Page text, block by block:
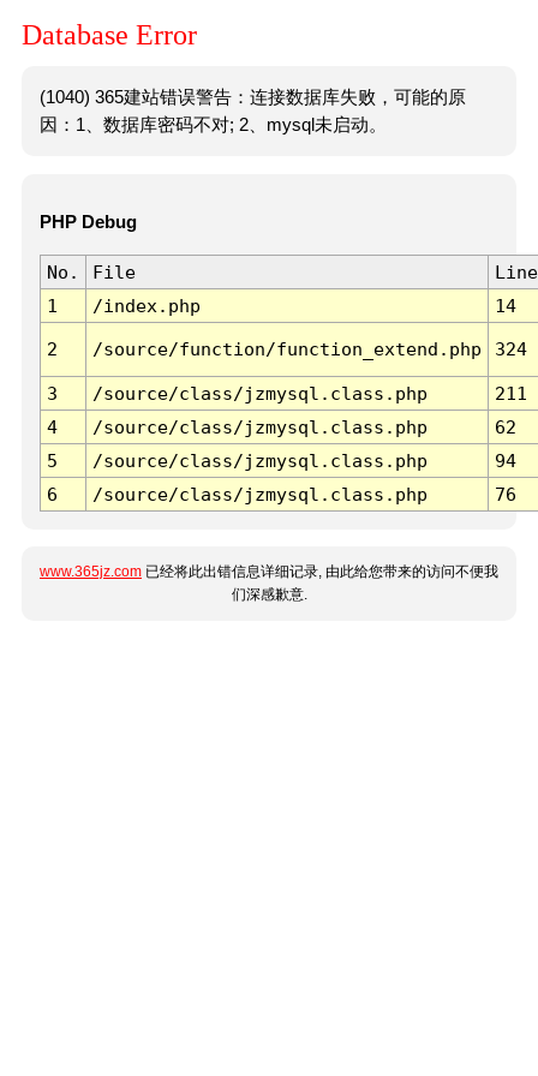
Database Error
(1040) 365建站错误警告：连接数据库失败，可能的原
因：1、数据库密码不对; 2、mysql未启动。
PHP Debug
No. File
Line
1
/index.php 14
2 /source/function/function_extend.php 324
3 /source/class/jzmysql.class.php
211
4
/source/class/jzmysql.class.php
62
5
/source/class/jzmysql.class.php
94
6
/source/class/jzmysql.class.php 76
www.365jz.com 已经将此出错信息详细记录, 由此给您带来的访问不便我
们深感歉意.